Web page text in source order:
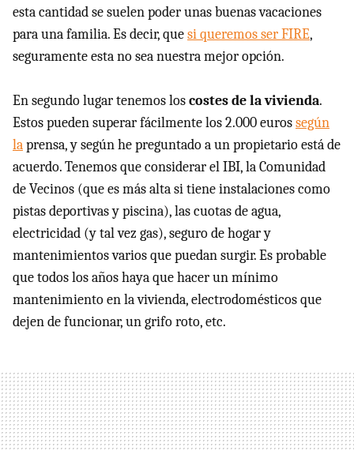
esta cantidad se suelen poder unas buenas vacaciones
para una familia. Es decir, quesi queremos ser FIRE,
seguramente esta no sea nuestra mejor opción.
En segundo lugar tenemos loscostes de la vivienda.
Estos pueden superar fácilmente los 2.000 eurossegún
laprensa, y según he preguntado a un propietario está de
acuerdo. Tenemos que considerar el IBI, la Comunidad
de Vecinos (que es más alta si tiene instalaciones como
pistas deportivas y piscina), las cuotas de agua,
electricidad (y tal vez gas), seguro de hogar y
mantenimientos varios que puedan surgir. Es probable
que todos los años haya que hacer un mínimo
mantenimiento en la vivienda, electrodomésticos que
dejen de funcionar, un grifo roto, etc.